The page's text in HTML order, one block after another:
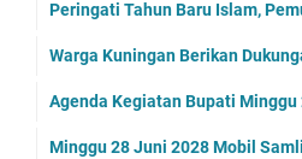
Peringati Tahun Baru Islam,
Warga Kuningan Berikan
Agenda Kegiatan Bupati Minggu
Minggu 28 Juni 2028 Mobil